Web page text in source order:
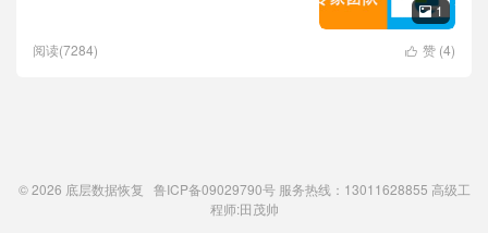
 1
 赞 (4)
阅读(7284)
© 2026 底层数据恢复 鲁ICP备09029790号服务热线：13011628855 高级工
程师:田茂帅